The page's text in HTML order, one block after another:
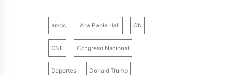
amdc Ana Paola Hall CN
CNE Congreso Nacional
Deportes Donald Trump